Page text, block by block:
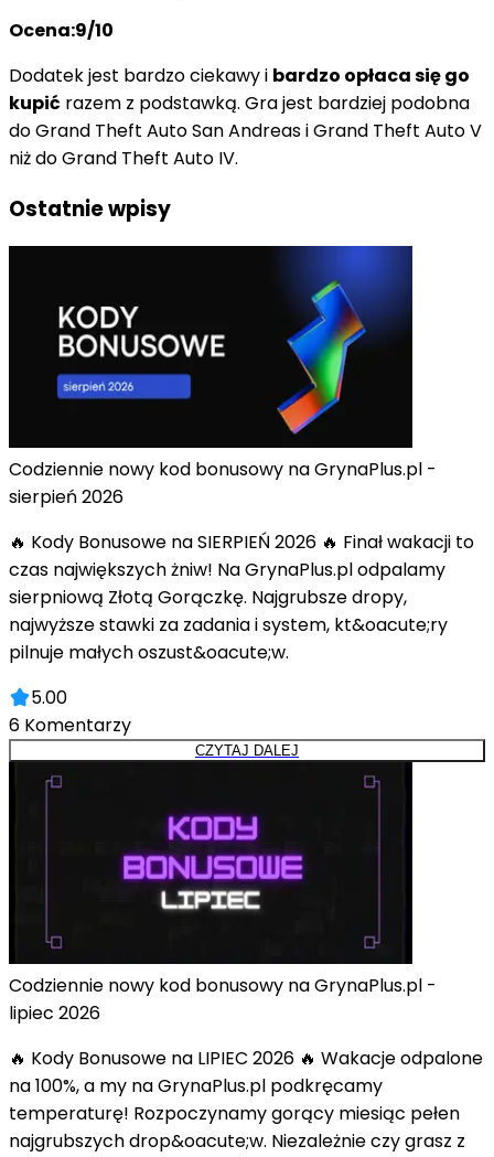
Ocena:9/10
Dodatek jest bardzo ciekawy i bardzo opłaca się go
kupić razem z podstawką. Gra jest bardziej podobna
do Grand Theft Auto San Andreas i Grand Theft Auto V
niż do Grand Theft Auto IV.
Ostatnie wpisy
Codziennie nowy kod bonusowy na GrynaPlus.pl -
sierpień 2026
🔥 Kody Bonusowe na SIERPIEŃ 2026 🔥 Finał wakacji to
czas największych żniw! Na GrynaPlus.pl odpalamy
sierpniową Złotą Gorączkę. Najgrubsze dropy,
najwyższe stawki za zadania i system, kt&oacute;ry
pilnuje małych oszust&oacute;w.
5.00
6 Komentarzy
CZYTAJ DALEJ
Codziennie nowy kod bonusowy na GrynaPlus.pl -
lipiec 2026
🔥 Kody Bonusowe na LIPIEC 2026 🔥 Wakacje odpalone
na 100%, a my na GrynaPlus.pl podkręcamy
temperaturę! Rozpoczynamy gorący miesiąc pełen
najgrubszych drop&oacute;w. Niezależnie czy grasz z